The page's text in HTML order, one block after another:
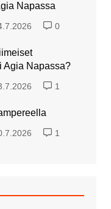
Napassa
0
Agia Napassa?
1
1